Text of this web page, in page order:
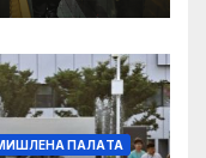
ПАЛAТА